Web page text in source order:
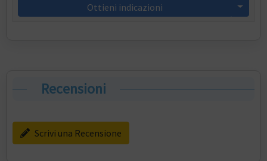
Ottieni indicazioni
Recensioni
Scrivi una Recensione